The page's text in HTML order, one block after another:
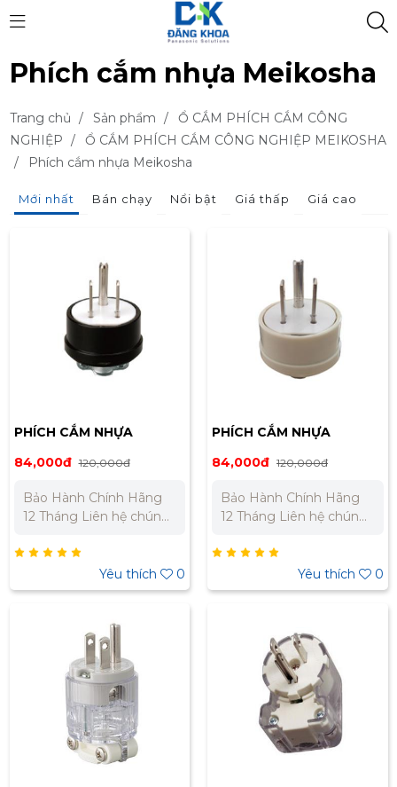
Phích cắm nhựa Meikosha
Trang chủ / Sản phẩm /
Ổ CẮM PHÍCH CẮM CÔNG
NGHIỆP /
Ổ CẮM PHÍCH CẮM CÔNG NGHIỆP MEIKOSHA
/
Phích cắm nhựa Meikosha
Mới nhất Bán chạy Nổi bật Giá thấp Giá cao
PHÍCH CẮM NHỰA
MEIKOSHA ME2592
84,000đ 120,000đ
Bảo Hành Chính Hãng
12 Tháng Liên hệ chúng
nhất cho dự án. Miền
Bắc : 0989 310 979 –
0973 106 269 Miền Nam:
Yêu thích 0
PHÍCH CẮM NHỰA
MEIKOSHA ME2592W
84,000đ 120,000đ
Bảo Hành Chính Hãng
12 Tháng Liên hệ chúng
nhất cho dự án. Miền
Bắc : 0989 310 979 –
0973 106 269 Miền Nam:
Yêu thích 0